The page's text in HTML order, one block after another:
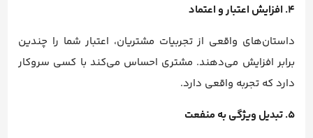
4. افزایش اعتبار و اعتماد
داستان‌های واقعی از تجربیات مشتریان، اعتبار شما را چندین
برابر افزایش می‌دهند. مشتری احساس می‌کند با کسی سروکار
دارد که تجربه واقعی دارد.
5. تبدیل ویژگی به منفعت